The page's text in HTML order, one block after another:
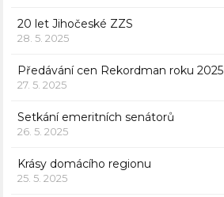
20 let Jihočeské ZZS
28. 5. 2025
Předávání cen Rekordman roku 2025
27. 5. 2025
Setkání emeritních senátorů
26. 5. 2025
Krásy domácího regionu
25. 5. 2025